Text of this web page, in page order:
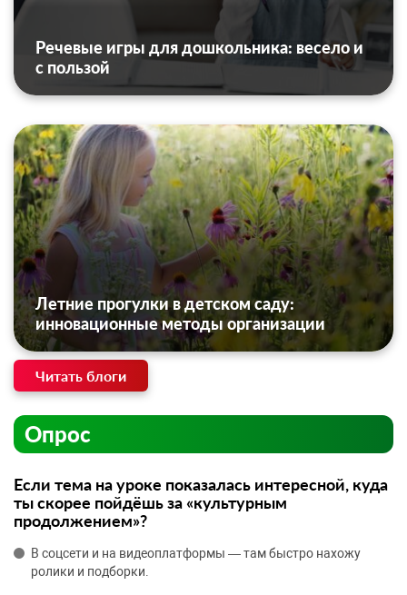
Речевые игры для дошкольника: весело и
с пользой
Летние прогулки в детском саду:
инновационные методы организации
Читать блоги
Опрос
Если тема на уроке показалась интересной, куда
ты скорее пойдёшь за «культурным
продолжением»?
В соцсети и на видеоплатформы — там быстро нахожу
ролики и подборки.